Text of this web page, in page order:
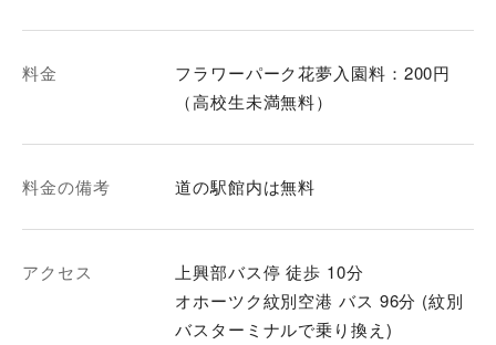
料金
フラワーパーク花夢入園料：200円
（高校生未満無料）
料金の備考 道の駅館内は無料
アクセス
上興部バス停 徒歩 10分
オホーツク紋別空港 バス 96分 (紋別
バスターミナルで乗り換え)